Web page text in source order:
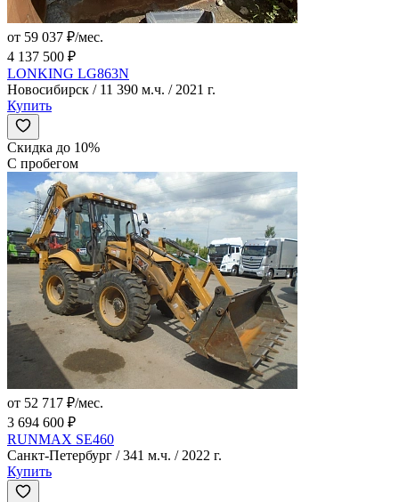
от 59 037 ₽/мес.
4 137 500 ₽
LONKING LG863N
Новосибирск / 11 390 м.ч. / 2021 г.
Купить
Скидка до 10%
С пробегом
от 52 717 ₽/мес.
3 694 600 ₽
RUNMAX SE460
Санкт-Петербург / 341 м.ч. / 2022 г.
Купить